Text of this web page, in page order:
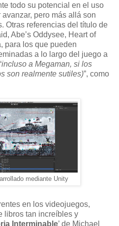
todo su potencial en el uso
pero más allá son
Otras referencias del título de
Abe’s Oddysee, Heart of
para los que pueden
a lo largo del juego a
incluso a Megaman, si los
son realmente sutiles)”, como
mediante Unity
en los videojuegos,
libros tan increíbles y
Interminable’ de Michael